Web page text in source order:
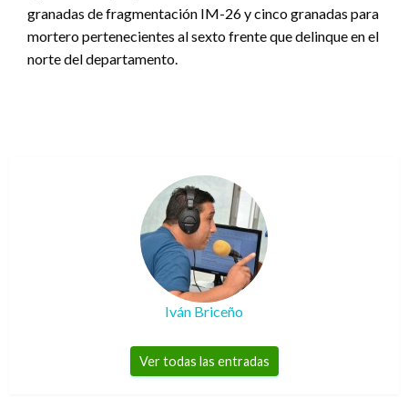
granadas de fragmentación IM-26 y cinco granadas para
mortero pertenecientes al sexto frente que delinque en el
norte del departamento.
Iván Briceño
Ver todas las entradas